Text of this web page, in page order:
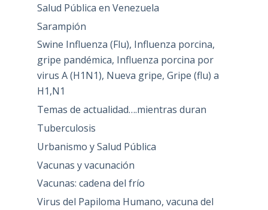
Salud Pública en Venezuela
Sarampión
Swine Influenza (Flu), Influenza porcina,
gripe pandémica, Influenza porcina por
virus A (H1N1), Nueva gripe, Gripe (flu) a
H1,N1
Temas de actualidad….mientras duran
Tuberculosis
Urbanismo y Salud Pública
Vacunas y vacunación
Vacunas: cadena del frío
Virus del Papiloma Humano, vacuna del